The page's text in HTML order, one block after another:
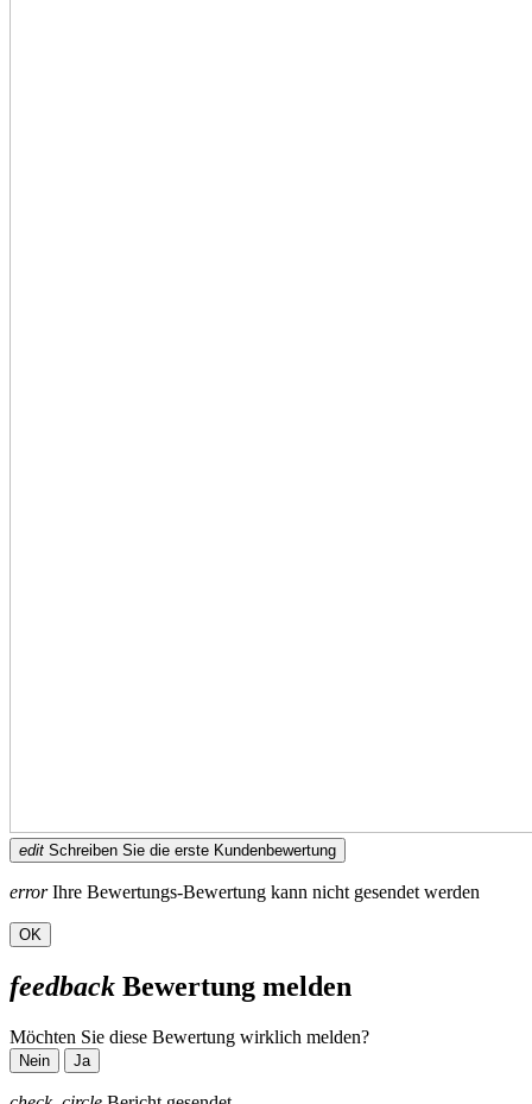
edit Schreiben Sie die erste Kundenbewertung
errorIhre Bewertungs-Bewertung kann nicht gesendet werden
OK
feedback Bewertung melden
Möchten Sie diese Bewertung wirklich melden?
Nein Ja